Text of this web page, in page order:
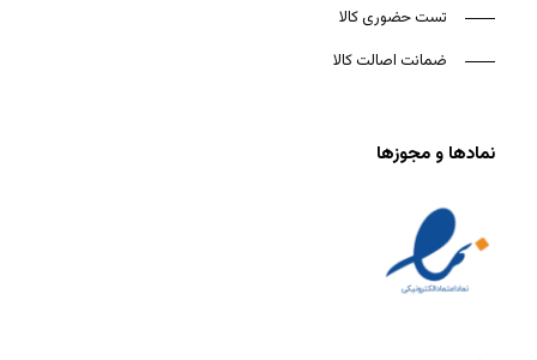
تست حضوری کالا
ضمانت اصالت کالا
نمادها و مجوزها